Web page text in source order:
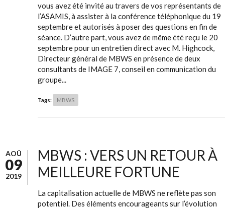
vous avez été invité au travers de vos représentants de
l’ASAMIS, à assister à la conférence téléphonique du 19
septembre et autorisés à poser des questions en fin de
séance. D’autre part, vous avez de même été reçu le 20
septembre pour un entretien direct avec M. Highcock,
Directeur général de MBWS en présence de deux
consultants de IMAGE 7, conseil en communication du
groupe...
Tags: MBWS
AOÛ
09
2019
MBWS : VERS UN RETOUR À
MEILLEURE FORTUNE
La capitalisation actuelle de MBWS ne reflète pas son
potentiel. Des éléments encourageants sur l’évolution